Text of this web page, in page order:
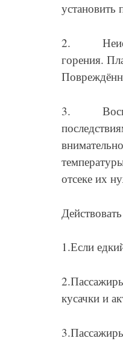
2.
горения.
3.
отсеке их
1.Если
кусачки и